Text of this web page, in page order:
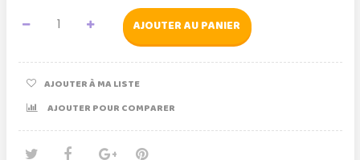
AJOUTER AU PANIER
AJOUTER À MA LISTE
AJOUTER POUR COMPARER